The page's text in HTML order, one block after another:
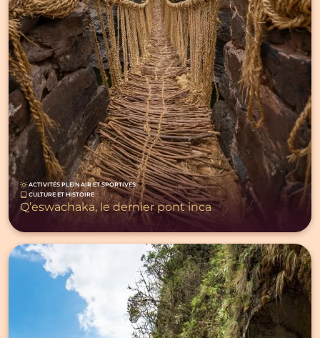
ACTIVITÉS PLEIN AIR ET SPORTIVES
CULTURE ET HISTOIRE
Q’eswachaka, le dernier pont inca